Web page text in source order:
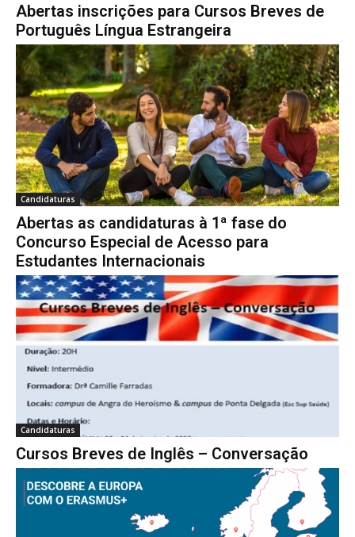
Abertas inscrições para Cursos Breves de
Português Língua Estrangeira
Candidaturas
Abertas as candidaturas à 1ª fase do
Concurso Especial de Acesso para
Estudantes Internacionais
Candidaturas
Cursos Breves de Inglês – Conversação